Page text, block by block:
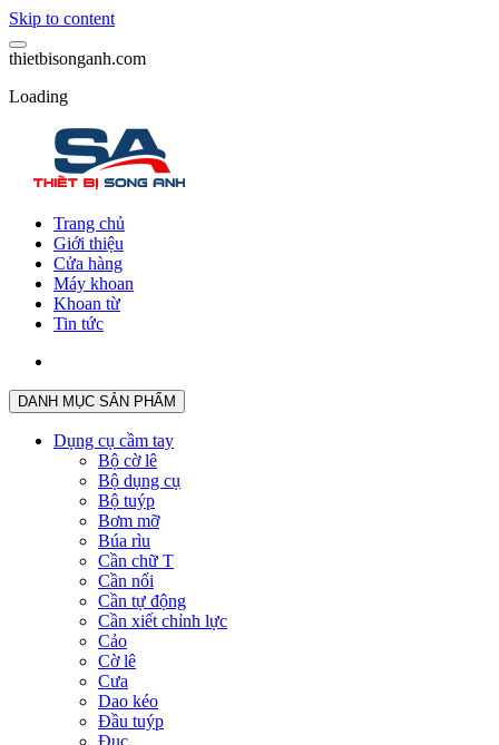
Skip to content
thietbisonganh.com
Loading
Trang chủ
Giới thiệu
Cửa hàng
Máy khoan
Khoan từ
Tin tức
DANH MỤC SẢN PHẨM
Dụng cụ cầm tay
Bộ cờ lê
Bộ dụng cụ
Bộ tuýp
Bơm mỡ
Búa rìu
Cần chữ T
Cần nối
Cần tự động
Cần xiết chỉnh lực
Cảo
Cờ lê
Cưa
Dao kéo
Đầu tuýp
Đục